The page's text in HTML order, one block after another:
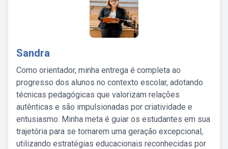
Sandra
Como orientador, minha entrega é completa ao
progresso dos alunos no contexto escolar, adotando
técnicas pedagógicas que valorizam relações
autênticas e são impulsionadas por criatividade e
entusiasmo. Minha meta é guiar os estudantes em sua
trajetória para se tornarem uma geração excepcional,
utilizando estratégias educacionais reconhecidas por